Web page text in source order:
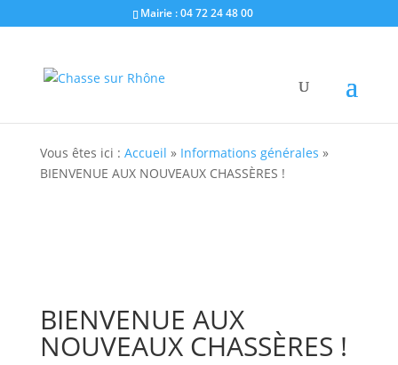
Mairie : 04 72 24 48 00
Vous êtes ici : Accueil » Informations générales »
BIENVENUE AUX NOUVEAUX CHASSÈRES !
BIENVENUE AUX
NOUVEAUX CHASSÈRES !